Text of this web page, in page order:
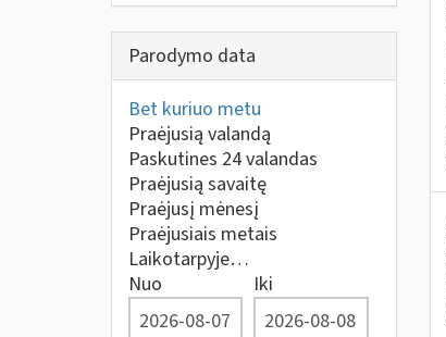
Parodymo data
Bet kuriuo metu
Praėjusią valandą
Paskutines 24 valandas
Praėjusią savaitę
Praėjusį mėnesį
Praėjusiais metais
Laikotarpyje…
Nuo
Iki